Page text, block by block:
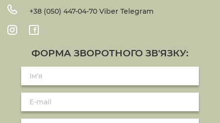
+38 (050) 447-04-70 Viber Telegram
ФОРМА ЗВОРОТНОГО ЗВ'ЯЗКУ: